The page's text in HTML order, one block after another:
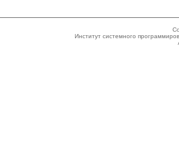
Институт системного